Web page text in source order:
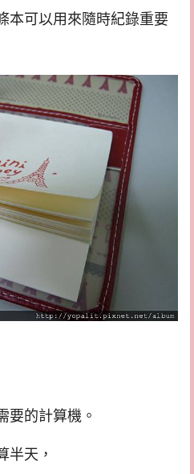
本可以用來隨時紀錄重要
要的計算機。
半天，